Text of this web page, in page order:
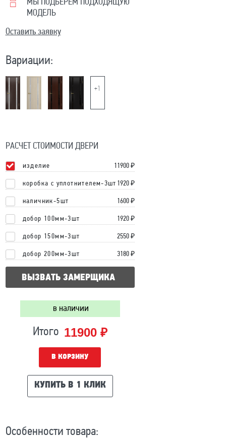
МЫ ПОДБЕРЕМ ПОДХОДЯЩУЮ
МОДЕЛЬ
Оставить заявку
Вариации:
+1
РАСЧЕТ СТОИМОСТИ ДВЕРИ
изделие 11900₽
коробка с уплотнителем-3шт 1920 ₽
наличник-5шт 1600 ₽
добор 100мм-3шт 1920 ₽
добор 150мм-3шт 2550 ₽
добор 200мм-3шт 3180 ₽
ВЫЗВАТЬ ЗАМЕРЩИКА
в наличии
Итого 11900 ₽
В КОРЗИНУ
КУПИТЬ В 1 КЛИК
Особенности товара: